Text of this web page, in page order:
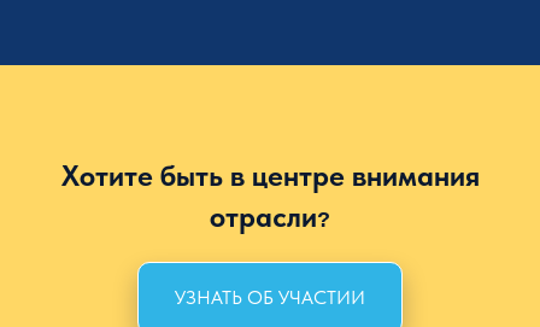
Хотите быть в центре внимания
отрасли?
УЗНАТЬ ОБ УЧАСТИИ